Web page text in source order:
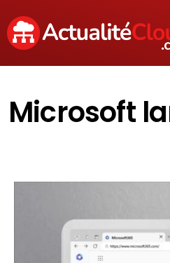
Microsoft